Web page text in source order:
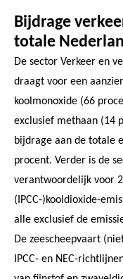
Bijdrage
totale
De sector Verkeer en
draagt voor een
koolmonoxide (66
exclusief methaan (14
bijdrage aan de totale
procent. Verder is de
verantwoordelijk voor
(IPCC-)kooldioxide-
alle exclusief de
De zeescheepvaart
IPCC- en NEC-